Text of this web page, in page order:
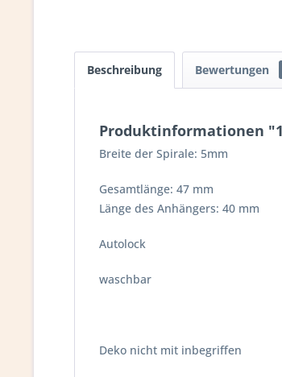
Beschreibung Bewertungen
Produktinformationen
Breite der Spirale: 5mm
Gesamtlänge: 47 mm
Länge des Anhängers: 40 mm
Autolock
waschbar
Deko nicht mit inbegriffen